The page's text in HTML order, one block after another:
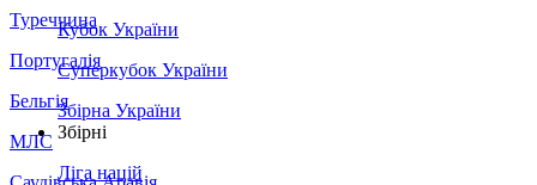
Туреччина
Португалія
Бельгія
МЛС
Кубок України
Суперкубок України
Збірна України
Збірні
Ліга націй